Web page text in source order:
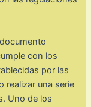
con los
por las
realizar una serie
Uno de los